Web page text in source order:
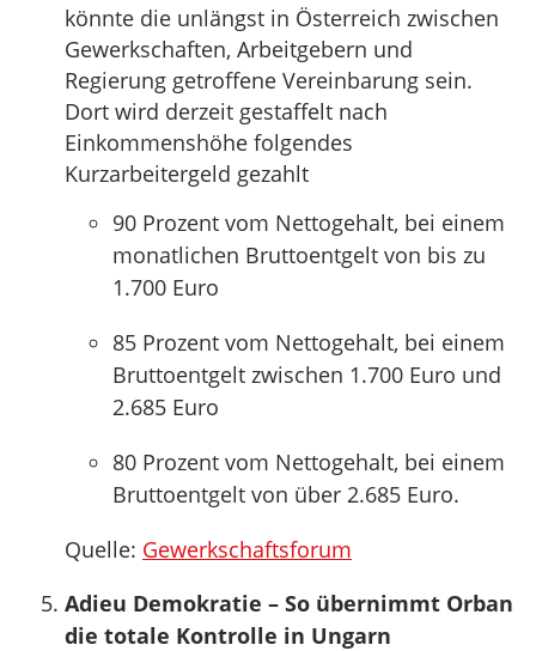
könnte die unlängst in Österreich zwischen
Gewerkschaften, Arbeitgebern und
Regierung getroffene Vereinbarung sein.
Dort wird derzeit gestaffelt nach
Einkommenshöhe folgendes
Kurzarbeitergeld gezahlt
90 Prozent vom Nettogehalt, bei einem
monatlichen Bruttoentgelt von bis zu
1.700 Euro
85 Prozent vom Nettogehalt, bei einem
Bruttoentgelt zwischen 1.700 Euro und
2.685 Euro
80 Prozent vom Nettogehalt, bei einem
Bruttoentgelt von über 2.685 Euro.
Quelle: Gewerkschaftsforum
Adieu Demokratie – So übernimmt Orban
die totale Kontrolle in Ungarn